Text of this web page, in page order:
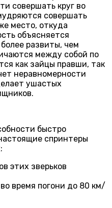
совершать круг во
совершать
место, откуда
объясняется
развиты, чем
между собой по
как зайцы правши, так
неравномерности
ушастых
быстро
спринтеры
этих зверьков
время погони до 80 км/